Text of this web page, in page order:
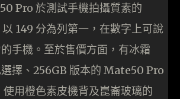
Pro 於測試手機拍攝質素的
149 分為列第一，在數字上可說
手機。至於售價方面，有冰霜
擇、256GB 版本的 Mate50 Pro
使用橙色素皮機背及崑崙玻璃的